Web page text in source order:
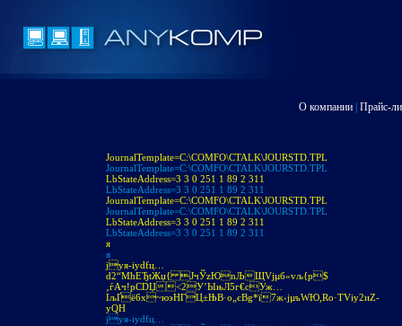
О компании Прайс-
JournalTemplate=C:\COMFO\CTALK\JOURSTD.TPL
JournalTemplate=C:\COMFO\CTALK\JOURSTD.TPL
LbStateAddress=3 3 0 251 1 89 2 311
LbStateAddress=3 3 0 251 1 89 2 311
JournalTemplate=C:\COMFO\CTALK\JOURSTD.TPL
JournalTemplate=C:\COMFO\CTALK\JOURSTD.TPL
LbStateAddress=3 3 0 251 1 89 2 311
LbStateAddress=3 3 0 251 1 89 2 311
я
я
jуя-іуdfц…
d2“МћЕЂtЖџ{ JчЎzЮnЉЩVjµб«vљ{p$
‚ѓAч!pСDЏ<2У’ЫњЛ5г€cУж…
IљҐё6х~юэНГЦ±ЊB·o„єBg*ї7ж‹jµъWЮ,Ro·ТVіу2иZ­
уQH
jуя-іуdfц…